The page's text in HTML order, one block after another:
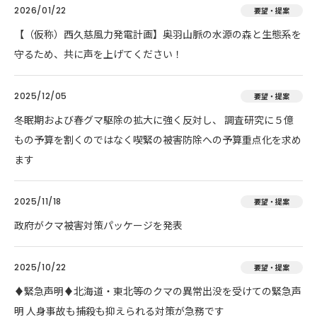
2026/01/22 要望・提案
【（仮称）西久慈風力発電計画】奥羽山脈の水源の森と生態系を
守るため、共に声を上げてください！
2025/12/05 要望・提案
冬眠期および春グマ駆除の拡大に強く反対し、 調査研究に５億
もの予算を割くのではなく喫緊の被害防除への予算重点化を求め
ます
2025/11/18 要望・提案
政府がクマ被害対策パッケージを発表
2025/10/22 要望・提案
♦️緊急声明♦️北海道・東北等のクマの異常出没を受けての緊急声
明 人身事故も捕殺も抑えられる対策が急務です